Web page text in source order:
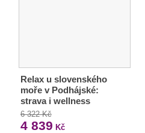
Relax u slovenského
moře v Podhájské:
strava i wellness
6 322 Kč
4 839 Kč